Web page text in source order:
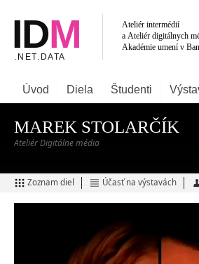
Úvod Diela Študenti
MAREK STOLARČÍK
Ateliér Digitálne média
Zoznam diel Účasť na výstavách